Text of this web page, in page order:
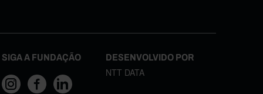
SIGA A FUNDAÇÃO DESENVOLVIDO POR
NTT DATA